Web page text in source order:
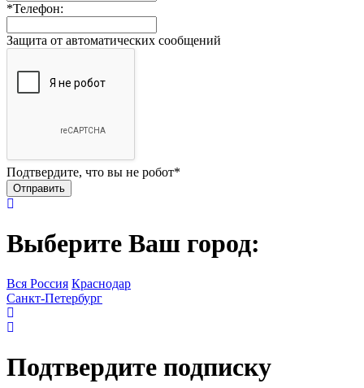
*Телефон:
Защита от автоматических сообщений
Подтвердите, что вы не робот*
Выберите Ваш город:
Вся Россия Краснодар
Санкт-Петербург
Подтвердите подписку